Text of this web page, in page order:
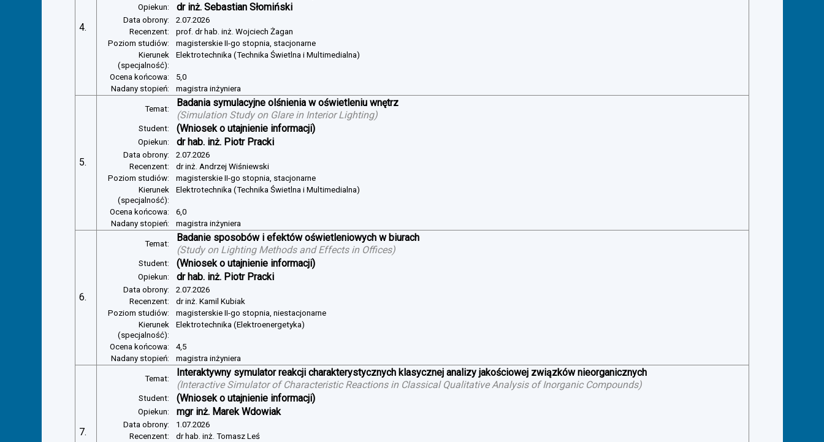
4.
Opiekun: dr inż. Sebastian Słomiński
Data obrony:
2.07.2026
Recenzent:
prof. dr hab. inż. Wojciech Żagan
Poziom studiów:
magisterskie II-go stopnia, stacjonarne
Kierunek
(specjalność):
Elektrotechnika (Technika Świetlna i Multimedialna)
Ocena końcowa:
5,0
Nadany stopień:
magistra inżyniera
5.
Temat:
Badania symulacyjne olśnienia w oświetleniu wnętrz
(Simulation Study on Glare in Interior Lighting)
Student: (Wniosek o utajnienie informacji)
Opiekun: dr hab. inż. Piotr Pracki
Data obrony:
2.07.2026
Recenzent:
dr inż. Andrzej Wiśniewski
Poziom studiów:
magisterskie II-go stopnia, stacjonarne
Kierunek
(specjalność):
Elektrotechnika (Technika Świetlna i Multimedialna)
Ocena końcowa:
6,0
Nadany stopień:
magistra inżyniera
6.
Temat:
Badanie sposobów i efektów oświetleniowych w biurach
(Study on Lighting Methods and Effects in Offices)
Student: (Wniosek o utajnienie informacji)
Opiekun: dr hab. inż. Piotr Pracki
Data obrony:
2.07.2026
Recenzent:
dr inż. Kamil Kubiak
Poziom studiów:
magisterskie II-go stopnia, niestacjonarne
Kierunek
(specjalność):
Elektrotechnika (Elektroenergetyka)
Ocena końcowa:
4,5
Nadany stopień:
magistra inżyniera
7.
Temat:
Interaktywny symulator reakcji charakterystycznych klasycznej analizy jakościowej związków nieorganicznych
(Interactive Simulator of Characteristic Reactions in Classical Qualitative Analysis of Inorganic Compounds)
Student: (Wniosek o utajnienie informacji)
Opiekun: mgr inż. Marek Wdowiak
Data obrony:
1.07.2026
Recenzent:
dr hab. inż. Tomasz Leś